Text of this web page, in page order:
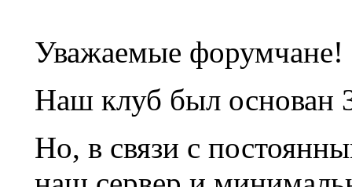
Уважаемые форумчане!
Наш клуб был основан
Но, в связи с